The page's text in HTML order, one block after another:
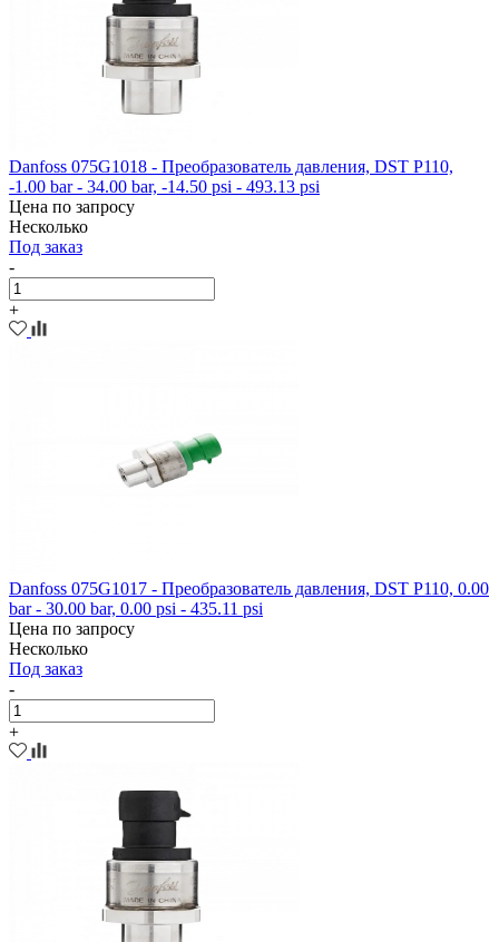
Danfoss 075G1018 - Преобразователь давления, DST P110,
-1.00 bar - 34.00 bar, -14.50 psi - 493.13 psi
Цена по запросу
Несколько
Под заказ
-
+
Danfoss 075G1017 - Преобразователь давления, DST P110, 0.00
bar - 30.00 bar, 0.00 psi - 435.11 psi
Цена по запросу
Несколько
Под заказ
-
+